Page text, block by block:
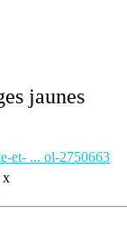
jaunes
et- ... ol-2750663
x